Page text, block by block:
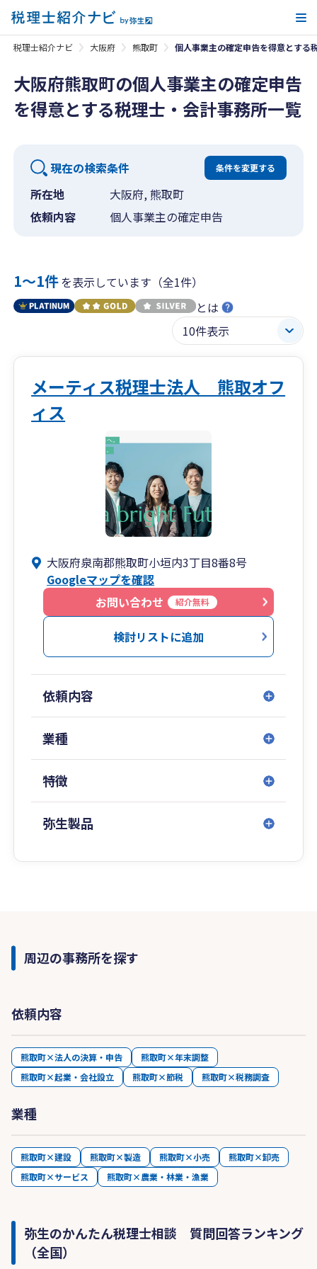
税理士紹介ナビ 大阪府 熊取町 個人事業主の確定申告を得意とする
大阪府熊取町の個人事業主の確定申告
を得意とする税理士・会計事務所一覧
現在の検索条件 条件を変更する
所在地
大阪府, 熊取町
依頼内容
個人事業主の確定申告
1〜1件を表示しています（全1件）
とは
メーティス税理士法人 熊取オフ
ィス
大阪府泉南郡熊取町小垣内3丁目8番8号
Googleマップを確認
お問い合わせ
紹介無料
検討リストに追加
依頼内容
業種
特徴
弥生製品
周辺の事務所を探す
依頼内容
熊取町×法人の決算・申告
熊取町×年末調整
熊取町×起業・会社設立
熊取町×節税 熊取町×税務調査
業種
熊取町×建設 熊取町×製造 熊取町×小売
熊取町×卸売
熊取町×サービス
熊取町×農業・林業・漁業
弥生のかんたん税理士相談 質問回答ランキング
（全国）